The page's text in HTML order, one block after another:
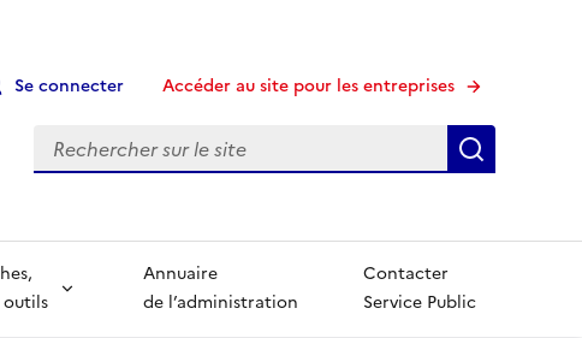
Se connecter Accéder au site pour les entreprises
Recherche
outils
Annuaire
de l’administration
Contacter
Service Public